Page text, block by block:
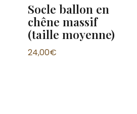
Socle ballon en
chêne massif
(taille moyenne)
24,00€